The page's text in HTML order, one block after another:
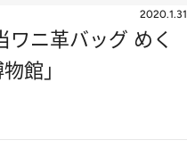
2020.1.31
ニ革バッグ めく
館」